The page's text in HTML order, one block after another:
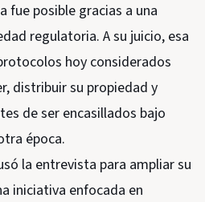
fue posible gracias a una
regulatoria. A su juicio, esa
hoy considerados
distribuir su propiedad y
de ser encasillados bajo
época.
la entrevista para ampliar su
iniciativa enfocada en